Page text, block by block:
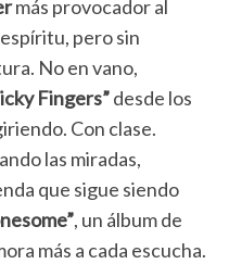
más provocador al
pero sin
No en vano,
Fingers”desde los
Con clase.
las miradas,
que sigue siendo
, un álbum de
más a cada escucha.